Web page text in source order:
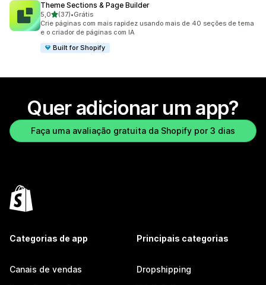
Theme Sections & Page Builder
5,0de 5 estrelas
(37)
37 avaliações ao todo
•Grátis
Crie páginas com mais rapidez usando mais de 40 seções de tema
e o criador de páginas com IA
Built for Shopify
Quer adicionar um app?
Faça uma avaliação gratuita da Shopify por 3 dias
Categorias de app
Canais de vendas
Principais categorias
Dropshipping